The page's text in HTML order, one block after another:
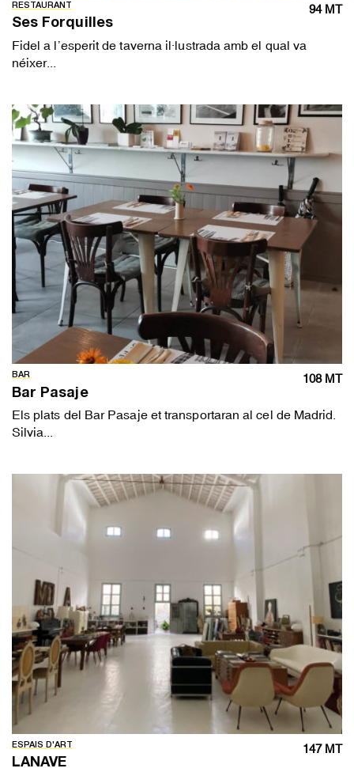
RESTAURANT 94 MT
Ses Forquilles
Fidel a l’esperit de taverna il·lustrada amb el qual va
néixer...
BAR 108 MT
Bar Pasaje
Els plats del Bar Pasaje et transportaran al cel de Madrid.
Silvia...
ESPAIS D'ART 147 MT
LANAVE